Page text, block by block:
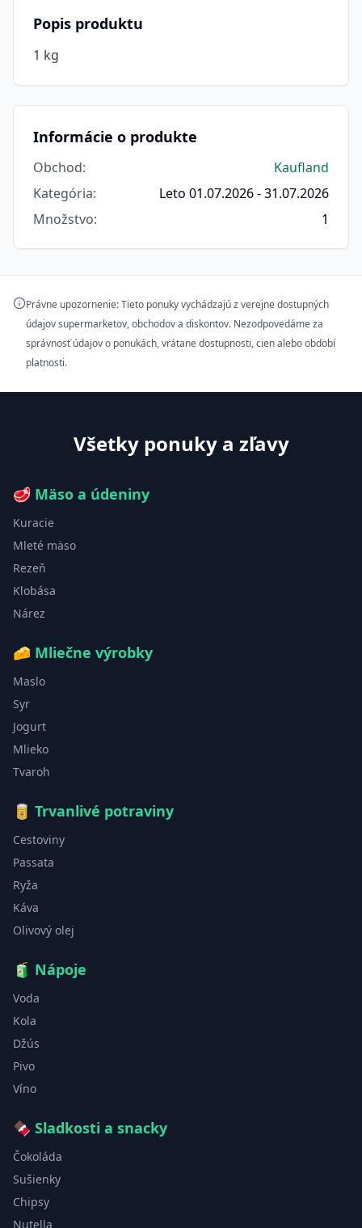
Popis produktu
1 kg
Informácie o produkte
Obchod:
Kaufland
Kategória:
Leto 01.07.2026 - 31.07.2026
Množstvo: 1
Právne upozornenie: Tieto ponuky vychádzajú z verejne dostupných
údajov supermarketov, obchodov a diskontov. Nezodpovedáme za
správnosť údajov o ponukách, vrátane dostupnosti, cien alebo období
platnosti.
Všetky ponuky a zľavy
🥩 Mäso a údeniny
Kuracie
Mleté mäso
Rezeň
Klobása
Nárez
🧀 Mliečne výrobky
Maslo
Syr
Jogurt
Mlieko
Tvaroh
🥫 Trvanlivé potraviny
Cestoviny
Passata
Ryža
Káva
Olivový olej
🧃 Nápoje
Voda
Kola
Džús
Pivo
Víno
🍫 Sladkosti a snacky
Čokoláda
Sušienky
Chipsy
Nutella